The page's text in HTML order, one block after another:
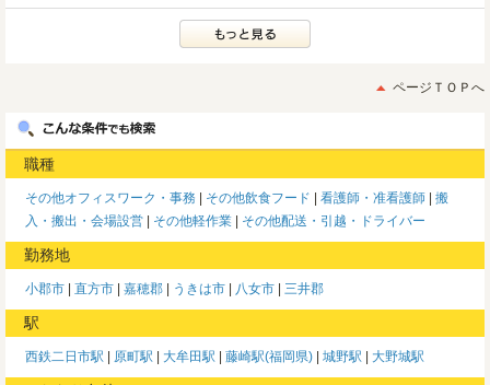
ページＴＯＰへ
職種
その他オフィスワーク・事務 その他飲食フード 看護師・准看護師
搬
入・搬出・会場設営
その他軽作業 その他配送・引越・ドライバー
勤務地
小郡市 直方市 嘉穂郡 うきは市 八女市 三井郡
駅
西鉄二日市駅 原町駅 大牟田駅 藤崎駅(福岡県) 城野駅 大野城駅